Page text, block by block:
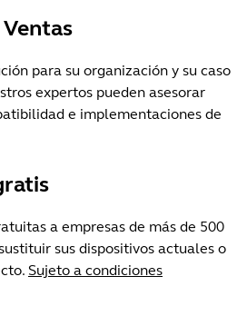
para su organización y su caso
expertos pueden asesorar
e implementaciones de
a empresas de más de 500
sus dispositivos actuales o
Sujeto a condiciones